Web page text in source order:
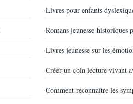
·Livres pour enfants
·Romans jeunesse
·Livres jeunesse sur les
·Créer un coin lecture vivant
·Comment reconnaître les